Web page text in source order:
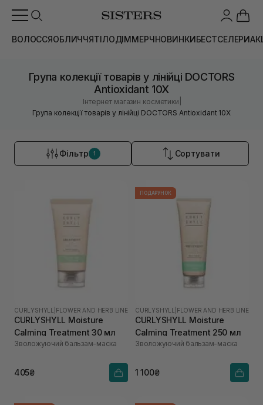
ВОЛОССЯОБЛИЧЧЯТІЛОДІММЕРЧНОВИНКИБЕСТСЕЛЕРИ
Група колекції товарів у лінійці DOCTORS
Antioxidant 10X
Інтернет магазин косметики
Група колекції товарів у лінійці DOCTORS Antioxidant 10X
Фільтр 1 Сортувати
CURLYSHYLL FLOWER AND HERB LINE
CURLYSHYLL Moisture
Calming Treatment 30 мл
Зволожуючий бальзам-маска
405₴
ПОДАРУНОК
CURLYSHYLL FLOWER AND HERB LINE
CURLYSHYLL Moisture
Calming Treatment 250 мл
Зволожуючий бальзам-маска
1 100₴